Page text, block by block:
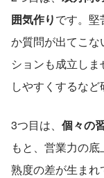
囲気作りです。堅
か質問が出てこ
ションも成立し
しやすくするなど
3つ目は、 個々の
もと、営業力の
熟度の差が生まれ